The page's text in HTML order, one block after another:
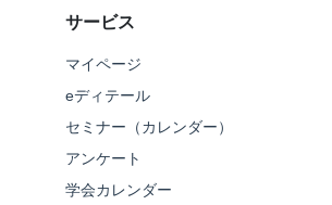
サービス
マイページ
eディテール
セミナー（カレンダー）
アンケート
学会カレンダー